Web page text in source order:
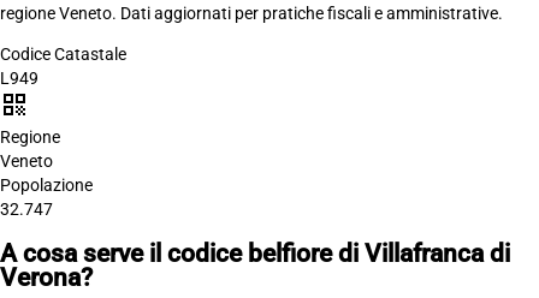
regione Veneto. Dati aggiornati per pratiche fiscali e amministrative.
Codice Catastale
L949
qr_code
Regione
Veneto
Popolazione
32.747
A cosa serve il codice belfiore di Villafranca di
Verona?